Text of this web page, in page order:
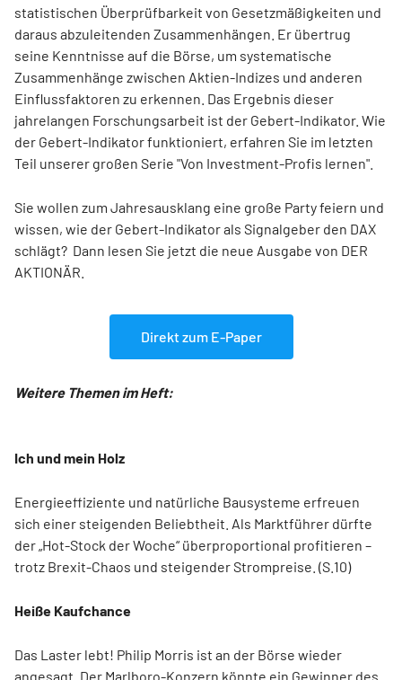
statistischen Überprüfbarkeit von Gesetzmäßigkeiten und
daraus abzuleitenden Zusammenhängen. Er übertrug
seine Kenntnisse auf die Börse, um systematische
Zusammenhänge zwischen Aktien-Indizes und anderen
Einflussfaktoren zu erkennen. Das Ergebnis dieser
jahrelangen Forschungsarbeit ist der Gebert-Indikator. Wie
der Gebert-Indikator funktioniert, erfahren Sie im letzten
Teil unserer großen Serie "Von Investment-Profis lernen".
Sie wollen zum Jahresausklang eine große Party feiern und
wissen, wie der Gebert-Indikator als Signalgeber den DAX
schlägt? Dann lesen Sie jetzt die neue Ausgabe von DER
AKTIONÄR.
Direkt zum E-Paper
Weitere Themen im Heft:
Ich und mein Holz
Energieeffiziente und natürliche Bausysteme erfreuen
sich einer steigenden Beliebtheit. Als Marktführer dürfte
der „Hot-Stock der Woche“ überproportional profitieren –
trotz Brexit-Chaos und steigender Strompreise. (S.10)
Heiße Kaufchance
Das Laster lebt! Philip Morris ist an der Börse wieder
angesagt. Der Marlboro-Konzern könnte ein Gewinner des